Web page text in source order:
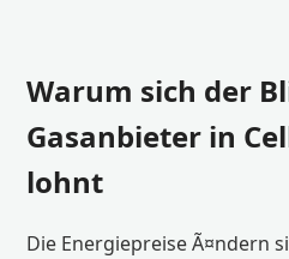
Warum sich der
Gasanbieter in
lohnt
Die Energiepreise Ã¤ndern